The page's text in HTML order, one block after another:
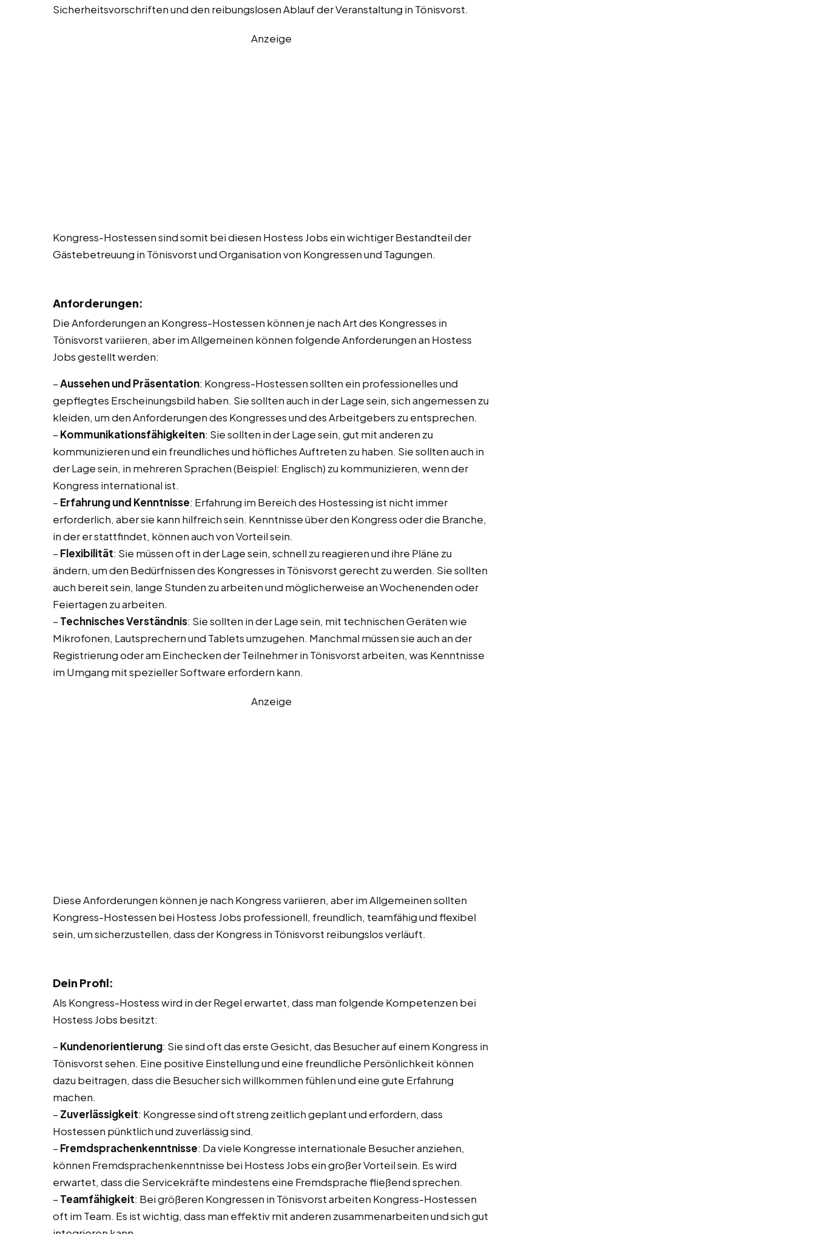
Sicherheitsvorschriften und den reibungslosen Ablauf der Veranstaltung in Tönisvorst.
Anzeige
Kongress-Hostessen sind somit bei diesen Hostess Jobs ein wichtiger Bestandteil der
Gästebetreuung in Tönisvorst und Organisation von Kongressen und Tagungen.
Anforderungen:
Die Anforderungen an Kongress-Hostessen können je nach Art des Kongresses in
Tönisvorst variieren, aber im Allgemeinen können folgende Anforderungen an Hostess
Jobs gestellt werden:
–Aussehen und Präsentation: Kongress-Hostessen sollten ein professionelles und
gepflegtes Erscheinungsbild haben. Sie sollten auch in der Lage sein, sich angemessen zu
kleiden, um den Anforderungen des Kongresses und des Arbeitgebers zu entsprechen.
– Kommunikationsfähigkeiten: Sie sollten in der Lage sein, gut mit anderen zu
kommunizieren und ein freundliches und höfliches Auftreten zu haben. Sie sollten auch in
der Lage sein, in mehreren Sprachen (Beispiel: Englisch) zu kommunizieren, wenn der
Kongress international ist.
– Erfahrung und Kenntnisse: Erfahrung im Bereich des Hostessing ist nicht immer
erforderlich, aber sie kann hilfreich sein. Kenntnisse über den Kongress oder die Branche,
in der er stattfindet, können auch von Vorteil sein.
– Flexibilität: Sie müssen oft in der Lage sein, schnell zu reagieren und ihre Pläne zu
ändern, um den Bedürfnissen des Kongresses in Tönisvorst gerecht zu werden. Sie sollten
auch bereit sein, lange Stunden zu arbeiten und möglicherweise an Wochenenden oder
Feiertagen zu arbeiten.
– Technisches Verständnis: Sie sollten in der Lage sein, mit technischen Geräten wie
Mikrofonen, Lautsprechern und Tablets umzugehen. Manchmal müssen sie auch an der
Registrierung oder am Einchecken der Teilnehmer in Tönisvorst arbeiten, was Kenntnisse
im Umgang mit spezieller Software erfordern kann.
Anzeige
Diese Anforderungen können je nach Kongress variieren, aber im Allgemeinen sollten
Kongress-Hostessen bei Hostess Jobs professionell, freundlich, teamfähig und flexibel
sein, um sicherzustellen, dass der Kongress in Tönisvorst reibungslos verläuft.
Dein Profil:
Als Kongress-Hostess wird in der Regel erwartet, dass man folgende Kompetenzen bei
Hostess Jobs besitzt:
– Kundenorientierung: Sie sind oft das erste Gesicht, das Besucher auf einem Kongress in
Tönisvorst sehen. Eine positive Einstellung und eine freundliche Persönlichkeit können
dazu beitragen, dass die Besucher sich willkommen fühlen und eine gute Erfahrung
machen.
– Zuverlässigkeit: Kongresse sind oft streng zeitlich geplant und erfordern, dass
Hostessen pünktlich und zuverlässig sind.
– Fremdsprachenkenntnisse: Da viele Kongresse internationale Besucher anziehen,
können Fremdsprachenkenntnisse bei Hostess Jobs ein großer Vorteil sein. Es wird
erwartet, dass die Servicekräfte mindestens eine Fremdsprache fließend sprechen.
– Teamfähigkeit: Bei größeren Kongressen in Tönisvorst arbeiten Kongress-Hostessen
oft im Team. Es ist wichtig, dass man effektiv mit anderen zusammenarbeiten und sich gut